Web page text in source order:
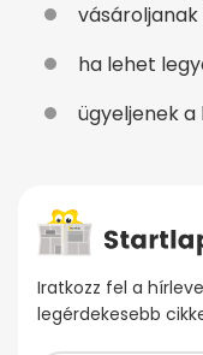
ha lehet
ügyeljenek a
Iratkozz fel a
legérdekesebb